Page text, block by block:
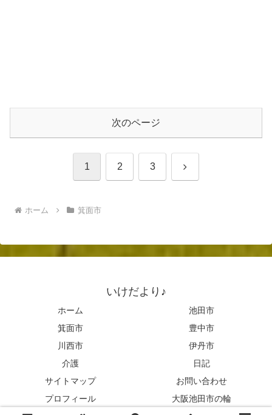
次のページ
1 2 3 次
ホーム 箕面市
いけだより♪
ホーム
池田市
箕面市
豊中市
川西市
伊丹市
介護
日記
サイトマップ
お問い合わせ
プロフィール
大阪池田市の輪